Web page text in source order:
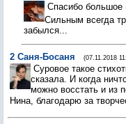
Спасибо большое
Сильным всегда
забылся...
2 Саня-Босаня (07.11.2018
Суровое такое
сказала. И когда
можно восстать и из
Нина, благодарю за